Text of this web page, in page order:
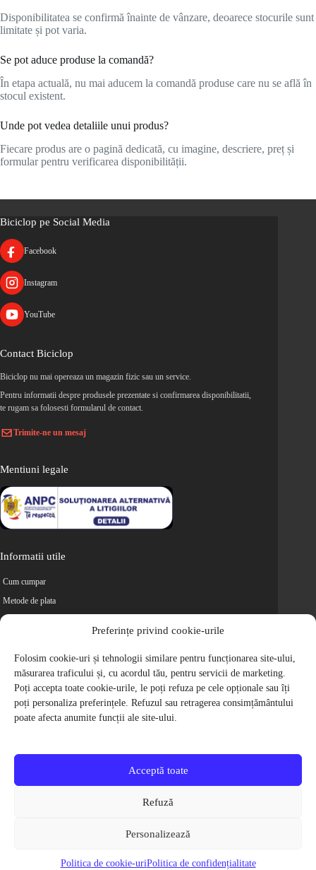
Preferințe privind cookie-urile
Folosim cookie-uri și tehnologii similare pentru funcționarea site-ului,
măsurarea traficului și, cu acordul tău, pentru servicii de marketing.
Poți accepta toate cookie-urile, le poți refuza pe cele opționale sau îți
poți personaliza preferințele. Refuzul sau retragerea consimțământului
poate afecta anumite funcții ale site-ului.
Acceptă toate
Refuză
Personalizează
Politica de cookie-uriPolitica de confidențialitate
Disponibilitatea se confirmă înainte de vânzare, deoarece stocurile sunt
limitate și pot varia.
Se pot aduce produse la comandă?
În etapa actuală, nu mai aducem la comandă produse care nu se află în
stocul existent.
Unde pot vedea detaliile unui produs?
Fiecare produs are o pagină dedicată, cu imagine, descriere, preț și
formular pentru verificarea disponibilității.
Biciclop pe Social Media
Facebook
Instagram
YouTube
Contact Biciclop
Biciclop nu mai opereaza un magazin fizic sau un service.
Pentru informatii despre produsele prezentate si confirmarea disponibilitatii,
te rugam sa folosesti formularul de contact.
Trimite-ne un mesaj
Mentiuni legale
Informatii utile
Cum cumpar
Metode de plata
Retur
Cariere
Politica de Confidentialitate
Politica de cookie-uri